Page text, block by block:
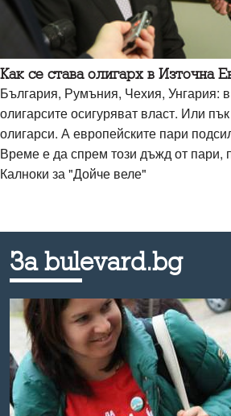
Как се става олигарх в Източна
България, Румъния, Чехия, Унгария:
олигарсите осигуряват власт. Или
олигарси. А европейските пари
Време е да спрем този дъжд от пари,
Калноки за "Дойче веле"
За bulevard.bg